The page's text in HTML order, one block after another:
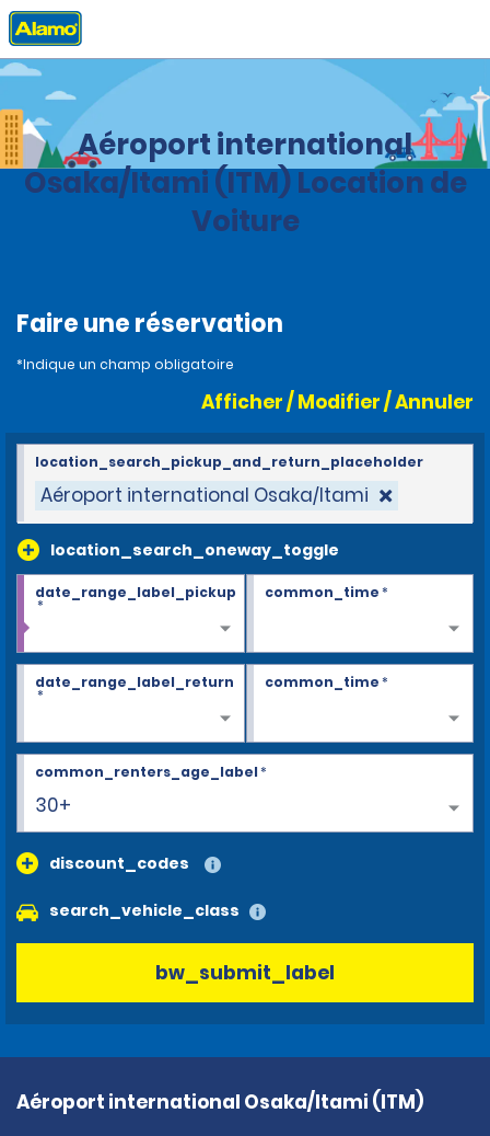
Accueil Agences
Aéroport international
Osaka/Itami (ITM) Location de
Voiture
Faire une réservation
*Indique un champ obligatoire
Afficher / Modifier / Annuler
Aéroport international Osaka/Itami
location_search_oneway_toggle
location_search_pickup_and_return_placeholder
date_range_label_pickup
*
common_time*
date_range_label_return
*
common_time*
30+
common_renters_age_label*
discount_codes
search_vehicle_class
bw_submit_label
Aéroport international Osaka/Itami (ITM)